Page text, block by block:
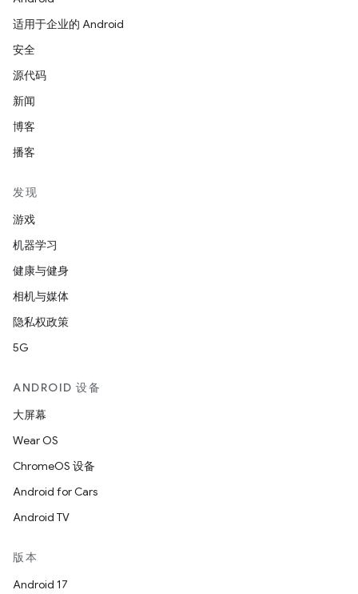
适用于企业的 Android
安全
源代码
新闻
博客
播客
发现
游戏
机器学习
健康与健身
相机与媒体
隐私权政策
5G
ANDROID 设备
大屏幕
Wear OS
ChromeOS 设备
Android for Cars
Android TV
版本
Android 17